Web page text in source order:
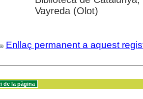
Vayreda (Olot)
Enllaç permanent a aquest